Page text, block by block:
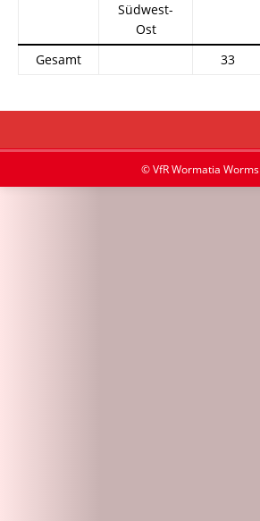
Südwest-
Ost
Gesamt 33
© VfR Wormatia Worms